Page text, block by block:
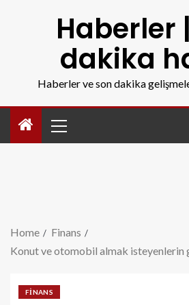
Haberler
dakika
Haberler ve son dakika
Home
Finans
Konut ve otomobil almak isteyenlerin
FINANS